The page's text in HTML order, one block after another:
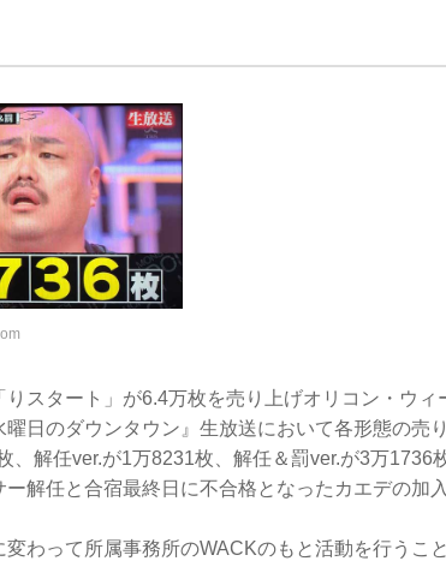
りスタート」が6.4万枚を売り上げオリコン・ウィ
日のダウンタウン』生放送において各形態の売
、解任ver.が1万8231枚、解任＆罰ver.が3万1736
解任と合宿最終日に不合格となったカエデの加
わって所属事務所のWACKのもと活動を行うこ